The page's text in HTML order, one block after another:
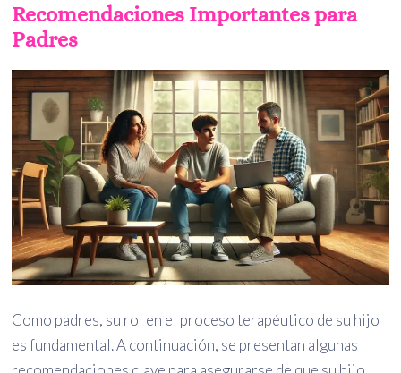
Recomendaciones Importantes para
Padres
Como padres, su rol en el proceso terapéutico de su hijo
es fundamental. A continuación, se presentan algunas